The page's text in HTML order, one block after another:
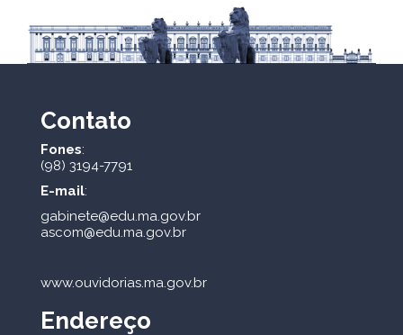
Contato
Fones:
(98) 3194-7791
E-mail:
gabinete@edu.ma.gov.br
ascom@edu.ma.gov.br
www.ouvidorias.ma.gov.br
Endereço